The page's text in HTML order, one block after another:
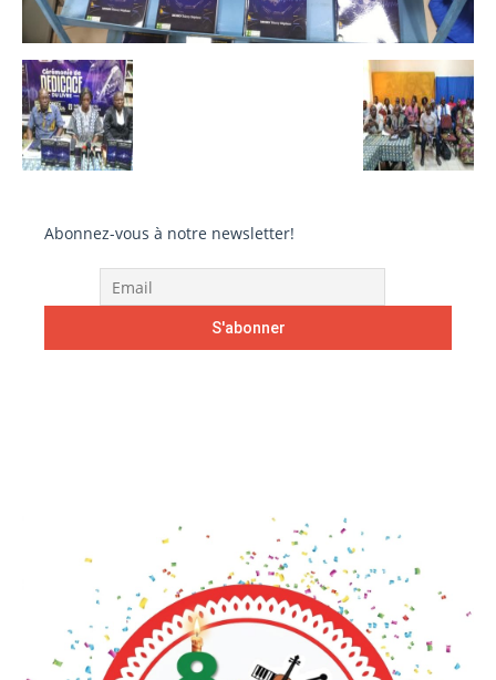
Abonnez-vous à notre newsletter!